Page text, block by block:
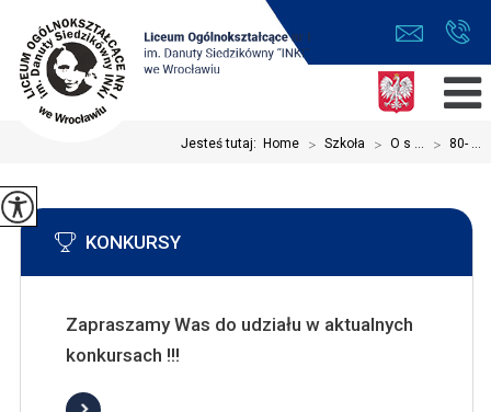
Jesteś tutaj: Home > Szkoła > O s ... > 80- ...
KONKURSY
Zapraszamy Was do udziału w aktualnych
konkursach !!!